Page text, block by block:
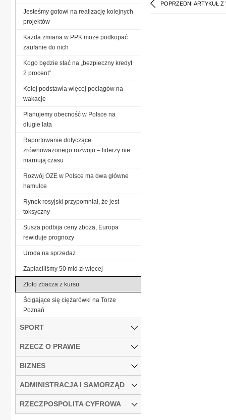
POPRZEDNI ARTYKUŁ Z
Jesteśmy gotowi na realizację kolejnych
projektów
Każda zmiana w PPK może podkopać
zaufanie do nich
Kogo będzie stać na „bezpieczny kredyt
2 procent”
Kolej podstawia więcej pociągów na
wakacje
Planujemy obecność w Polsce na
długie lata
Raportowanie dotyczące
zrównoważonego rozwoju – liderzy nie
marnują czasu
Rozwój OZE w Polsce ma dwa główne
hamulce
Rynek rosyjski przypomniał, że jest
toksyczny
Susza podbija ceny zboża, Europa
rewiduje prognozy
Uroda na sprzedaż
Zapłaciliśmy 50 mld zł więcej
Złoto zbacza z kursu
Ścigające się ciężarówki na Torze
Poznań
SPORT
RZECZ O PRAWIE
BIZNES
ADMINISTRACJA I SAMORZĄD
RZECZPOSPOLITA CYFROWA